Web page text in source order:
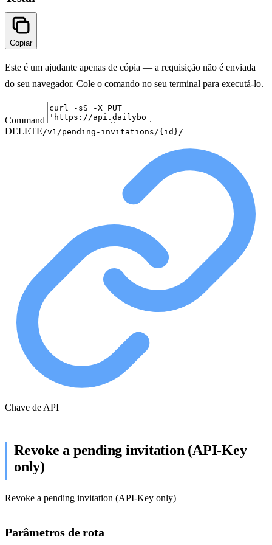
Copiar
Este é um ajudante apenas de cópia — a requisição não é enviada
do seu navegador. Cole o comando no seu terminal para executá-lo.
Command
DELETE /v1/pending-invitations/{id}/
Chave de API
Revoke a pending invitation (API-Key
only)
Revoke a pending invitation (API-Key only)
Parâmetros de rota